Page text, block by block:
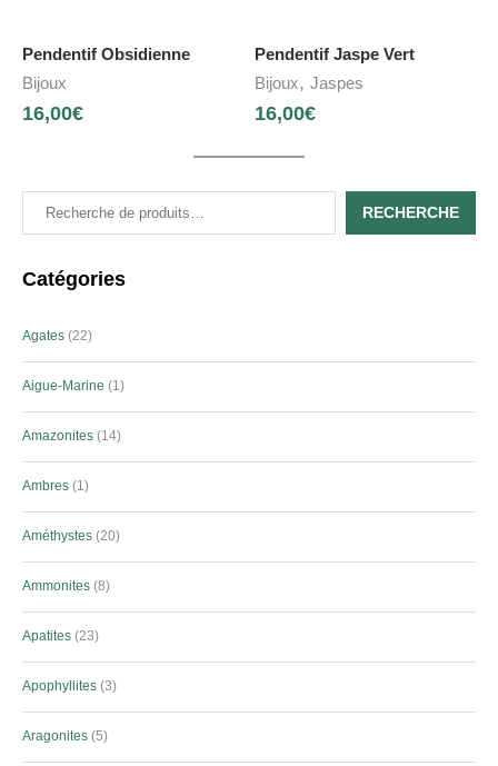
Pendentif Obsidienne
Bijoux
16,00€
Pendentif Jaspe Vert
Bijoux, Jaspes
16,00€
RECHERCHE
Catégories
Agates 22
Aigue-Marine 1
Amazonites 14
Ambres 1
Améthystes 20
Ammonites 8
Apatites 23
Apophyllites 3
Aragonites 5